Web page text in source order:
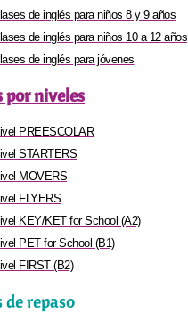
de inglés para niños 8 y 9 años
de inglés para niños 10 a 12 años
de inglés para jóvenes
por niveles
PREESCOLAR
STARTERS
MOVERS
FLYERS
KEY/KET for School (A2)
PET for School (B1)
FIRST (B2)
de repaso